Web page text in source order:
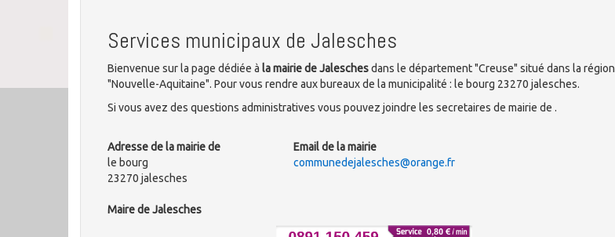
Services municipaux de Jalesches
Bienvenue sur la page dédiée à la mairie de Jaleschesdans le département "Creuse" situé dans la région
"Nouvelle-Aquitaine". Pour vous rendre aux bureaux de la municipalité : le bourg 23270 jalesches.
Si vous avez des questions administratives vous pouvez joindre les secretaires de mairie de .
Adresse de la mairie de
le bourg
23270 jalesches
Maire de Jalesches
Email de la mairie
communedejalesches@orange.fr